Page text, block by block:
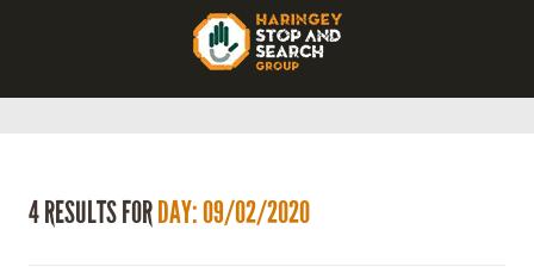
4 RESULTS FORDAY: 09/02/2020